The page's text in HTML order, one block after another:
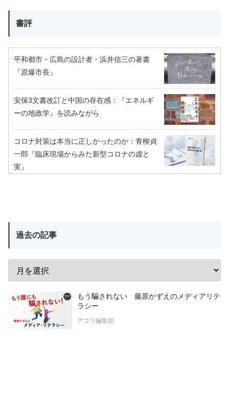
書評
平和都市・広島の設計者・浜井信三の著書
『原爆市長』
安保3文書改訂と中国の存在感：『エネルギ
ーの地政学』を読みながら
コロナ対策は本当に正しかったのか：青柳貞
一郎『臨床現場からみた新型コロナの虚と
実』
過去の記事
もう騙されない 藤原かずえのメディアリテ
ラシー
アゴラ編集部